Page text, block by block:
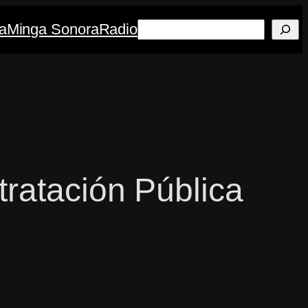
Minga SonoraRadioBuscar
Pública